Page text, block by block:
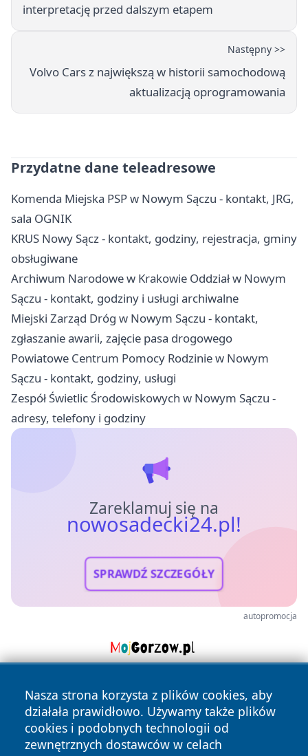
interpretację przed dalszym etapem
Następny >>
Volvo Cars z największą w historii samochodową
aktualizacją oprogramowania
Przydatne dane teleadresowe
Komenda Miejska PSP w Nowym Sączu - kontakt, JRG,
sala OGNIK
KRUS Nowy Sącz - kontakt, godziny, rejestracja, gminy
obsługiwane
Archiwum Narodowe w Krakowie Oddział w Nowym
Sączu - kontakt, godziny i usługi archiwalne
Miejski Zarząd Dróg w Nowym Sączu - kontakt,
zgłaszanie awarii, zajęcie pasa drogowego
Powiatowe Centrum Pomocy Rodzinie w Nowym
Sączu - kontakt, godziny, usługi
Zespół Świetlic Środowiskowych w Nowym Sączu -
adresy, telefony i godziny
Zareklamuj się na
nowosadecki24.pl!
SPRAWDŹ SZCZEGÓŁY
autopromocja
Nasza strona korzysta z plików cookies, aby
działała prawidłowo. Używamy także plików
cookies i podobnych technologii od
zewnętrznych dostawców w celach